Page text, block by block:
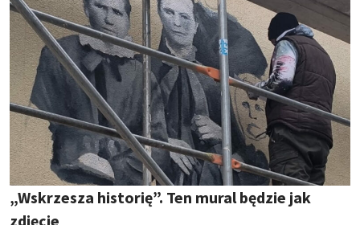
„Wskrzesza historię”. Ten mural będzie jak
zdjęcie